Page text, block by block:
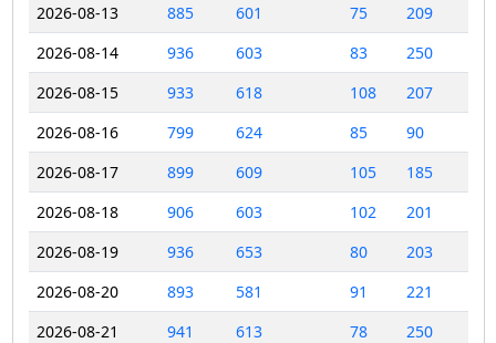
2026-08-13
885 601 75
209
2026-08-14
936 603 83
250
2026-08-15
933 618 108
207
2026-08-16
799 624 85
90
2026-08-17
899 609 105
185
2026-08-18
906 603 102
201
2026-08-19
936 653 80
203
2026-08-20
893 581 91
221
2026-08-21
941 613 78
250